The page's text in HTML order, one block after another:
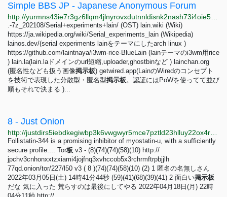
Simple BBS JP - Japanese Anonymous Forum
.-7z_202108/Serial+experiments+lain/ (OST) lain.wiki (Wiki)
https://ja.wikipedia.org/wiki/Serial_experiments_lain (Wikipedia)
lainos.dev/(serial experiments lainをテーマにしたarch linux )
https://github.com/laintnaya/i3wm-rice-BlueLain (lainテーマのi3wm用rice
) lain.la(lain.laドメインのurl短縮,uploader,ghostbinなど ) lainchan.org
(匿名性なども扱う画像掲示板) getwired.app(LainのWiredのコンセプト
を技術で表現した分散型・匿名型掲示板。認証にはPoWを使ってて並び
順もそれで決まる )...
8 - Just Onion
Follistatin-344 is a promising inhibitor of myostatin-u, with a sufficiently
secure profile.... Tor板 v3 - (8)(74)(74)(58)(10) http://
jpchv3cnhonxxtzxiami4jojfnq3xvhccob5x3rchrmftrpbjjlh
77qd.onion/tor/227/l50 v3 ( 8 )(74)(74)(58)(10) (2) 1 匿名の名無しさん
2022年03月05日(土) 14時41分44秒 (59)(41)(68)(39)(41) 2 面白い掲示板
だな 気に入った 荒らすのは最後にしてやる 2022年04月18日(月) 22時